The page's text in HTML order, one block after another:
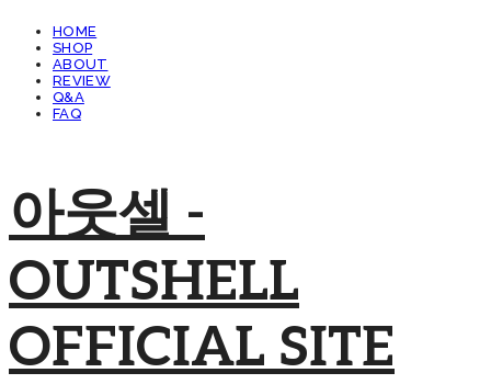
HOME
SHOP
ABOUT
REVIEW
Q&A
FAQ
아웃셀 -
OUTSHELL
OFFICIAL SITE